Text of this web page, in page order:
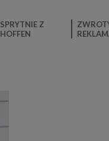
SPRYTNIE Z
HOFFEN